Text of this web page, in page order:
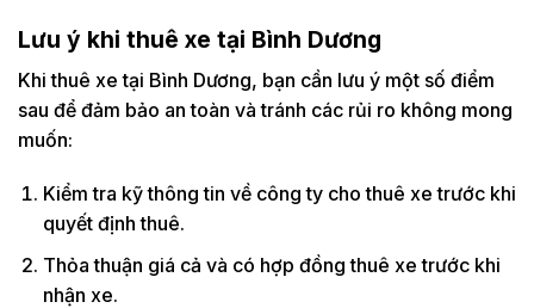
Lưu ý khi thuê xe tại Bình Dương
Khi thuê xe tại Bình Dương, bạn cần lưu ý một số điểm
sau để đảm bảo an toàn và tránh các rủi ro không mong
muốn:
Kiểm tra kỹ thông tin về công ty cho thuê xe trước khi
quyết định thuê.
Thỏa thuận giá cả và có hợp đồng thuê xe trước khi
nhận xe.